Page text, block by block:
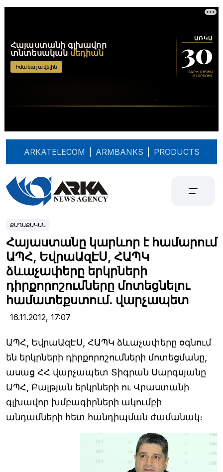
ARKATELECOM ARMBANKS PRODUCTS
ՔԱՂԱՔԱԿԱՆ
Հայաստանը կարևոր է համարում
ԱՊՀ, ԵվրաԱզԷՍ, ՀԱՊԿ
ձևաչափերը երկրների
դիրքորոշումները մոտեցնելու
համատեքստում. վարչապետ
16.11.2012, 17:07
ԱՊՀ, ԵվրաԱզԷՍ, ՀԱՊԿ ձևաչափերը օգնում
են երկրների դիրքորոշումների մոտեցմանը,
ասաց ՀՀ վարչապետ Տիգրան Սարգսյանը
ԱՊՀ, Բալթյան երկրների ու Վրաստանի
գլխավոր խմբագիրների ակումբի
անդամների հետ հանդիպման ժամանակ։